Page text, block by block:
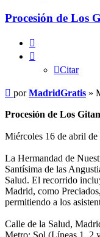
Procesión de Los
Citar
Mensaje
porMadridGratis »
Procesión de Los
Miércoles 16 de abril
La Hermandad de
Santísima de las
Salud. El recorrido
Madrid, como
permitiendo a los
Calle de la Salud,